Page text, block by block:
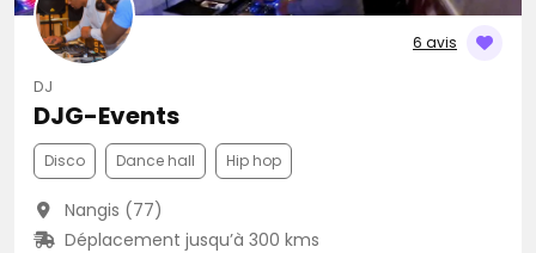
6 avis
DJ
DJG-Events
Disco Dance hall Hip hop
Nangis (77)
Déplacement jusqu’à 300 kms